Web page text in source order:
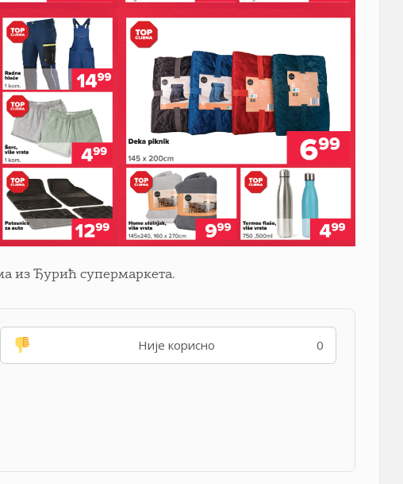
из Ђурић супермаркета.
Није корисно 0